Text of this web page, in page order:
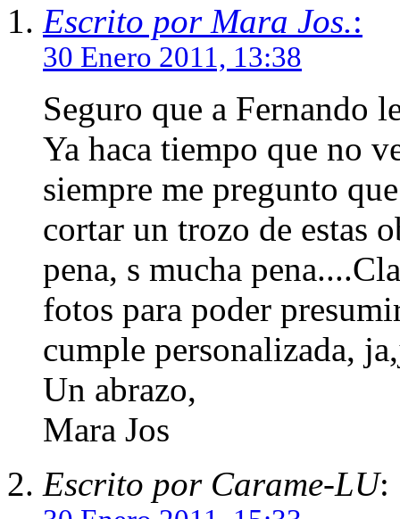
Escrito por Mara Jos.:
30 Enero 2011, 13:38
Seguro que a Fernando
Ya haca tiempo que no
siempre me pregunto
cortar un trozo de estas
pena, s mucha
fotos para poder
cumple personalizada,
Un abrazo,
Mara Jos
Escrito por Carame-LU: